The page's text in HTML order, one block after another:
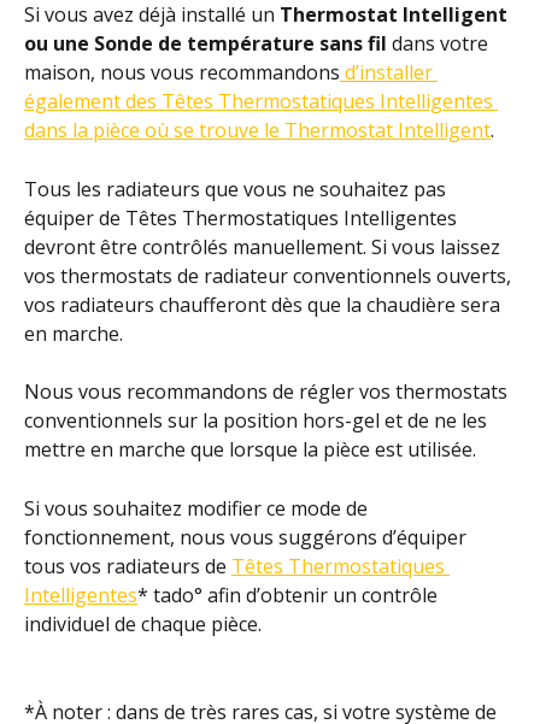
Si vous avez déjà installé un Thermostat Intelligent
ou une Sonde de température sans fil dans votre
maison, nous vous recommandons d’installer
également des Têtes Thermostatiques Intelligentes
dans la pièce où se trouve le Thermostat Intelligent.
Tous les radiateurs que vous ne souhaitez pas
équiper de Têtes Thermostatiques Intelligentes
devront être contrôlés manuellement. Si vous laissez
vos thermostats de radiateur conventionnels ouverts,
vos radiateurs chaufferont dès que la chaudière sera
en marche.
Nous vous recommandons de régler vos thermostats
conventionnels sur la position hors-gel et de ne les
mettre en marche que lorsque la pièce est utilisée.
Si vous souhaitez modifier ce mode de
fonctionnement, nous vous suggérons d’équiper
tous vos radiateurs de Têtes Thermostatiques
Intelligentes* tado° afin d’obtenir un contrôle
individuel de chaque pièce.
*À noter : dans de très rares cas, si votre système de